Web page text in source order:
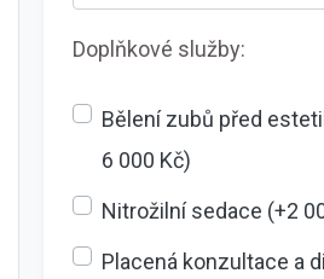
Doplňkové služby:
Bělení zubů před
6 000 Kč)
Nitrožilní sedace (+2
Placená konzultace a